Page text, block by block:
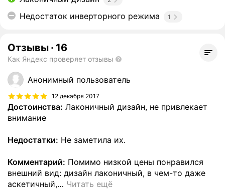
Недостаток инверторного режима 1
Отзывы · 16
Как Яндекс проверяет отзывы
Анонимный пользователь
12 декабря 2017
Достоинства: Лаконичный дизайн, не привлекает
внимание
Недостатки: Не заметила их.
Комментарий: Помимо низкой цены понравился
внешний вид: дизайн лаконичный, в чем-то даже
аскетичный,… Читать ещё